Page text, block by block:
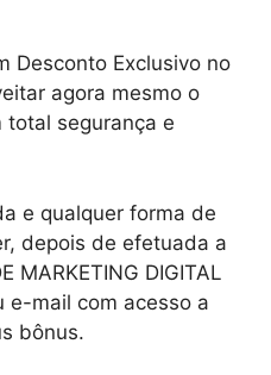
Desconto Exclusivo no
agora mesmo o
total segurança e
e qualquer forma de
depois de efetuada a
MARKETING DIGITAL
e-mail com acesso a
bônus.